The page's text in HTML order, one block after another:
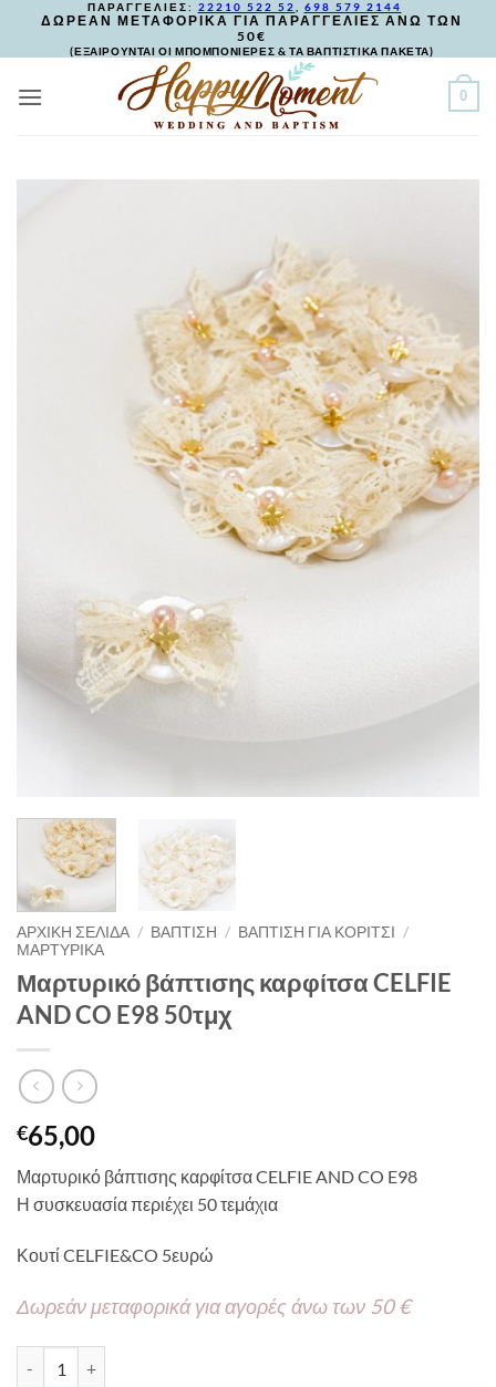
ΠΑΡΑΓΓΕΛΙΕΣ: 22210 522 52 698 579 2144
ΔΩΡΕΑΝ ΜΕΤΑΦΟΡΙΚΑ ΓΙΑ ΠΑΡΑΓΓΕΛΙΕΣ ΑΝΩ ΤΩΝ
50€
(ΕΞΑΙΡΟΥΝΤΑΙ ΟΙ ΜΠΟΜΠΟΝΙΕΡΕΣ & ΤΑ ΒΑΠΤΙΣΤΙΚΑ ΠΑΚΕΤΑ)
0
ΑΡΧΙΚΉ ΣΕΛΊΔΑ / ΒΑΠΤΙΣΗ / ΒΑΠΤΙΣΗ ΓΙΑ ΚΟΡΙΤΣΙ /
ΜΑΡΤΥΡΙΚΑ
Μαρτυρικό βάπτισης καρφίτσα CELFIE
AND CO E98 50τμχ
€65,00
Μαρτυρικό βάπτισης καρφίτσα CELFIE AND CO E98
Η συσκευασία περιέχει 50 τεμάχια
Κουτί CELFIE&CO 5ευρώ
Δωρεάν μεταφορικά για αγορές άνω των 50 €